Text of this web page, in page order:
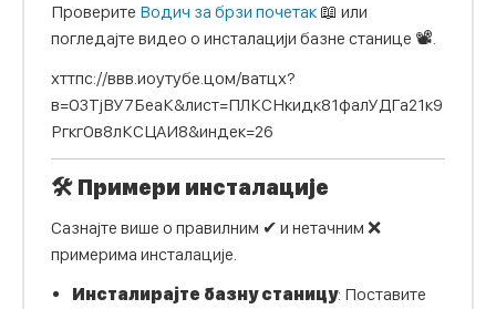
Проверите Водич за брзи почетак 📖 или
погледајте видео о инсталацији базне станице 📽.
хттпс://ввв.иоутубе.цом/ватцх?
в=О3ТјВУ7БеаК&лист=ПЛКСНкидк81фалУДГа21к9
РгкгОв8лКСЦАИ8&индек=26
🛠 Примери инсталације
Сазнајте више о правилним ✔ и нетачним ❌
примерима инсталације.
Инсталирајте базну станицу: Поставите